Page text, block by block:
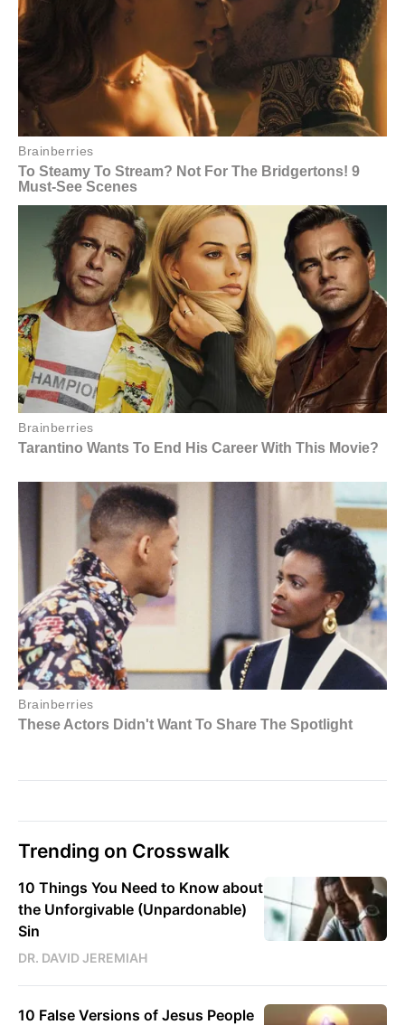
Trending on Crosswalk
10 Things You Need to Know about
the Unforgivable (Unpardonable)
Sin
DR. DAVID JEREMIAH
10 False Versions of Jesus People